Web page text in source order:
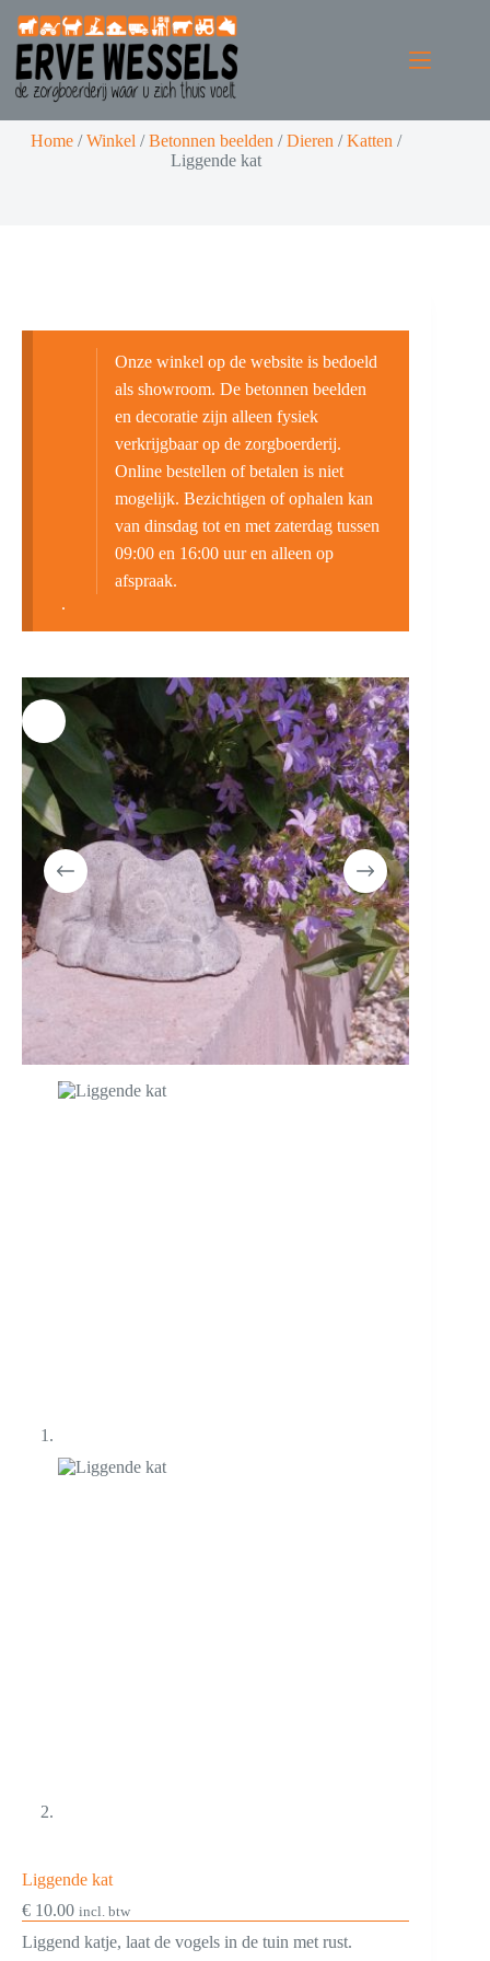
Home/Winkel /Betonnen beelden /Dieren /Katten /
Liggende kat
Onze winkel op de website is bedoeld
als showroom. De betonnen beelden
en decoratie zijn alleen fysiek
verkrijgbaar op de zorgboerderij.
Online bestellen of betalen is niet
mogelijk. Bezichtigen of ophalen kan
van dinsdag tot en met zaterdag tussen
09:00 en 16:00 uur en alleen op
afspraak.
.
Liggende kat
€ 10.00 incl. btw
Liggend katje, laat de vogels in de tuin met rust.